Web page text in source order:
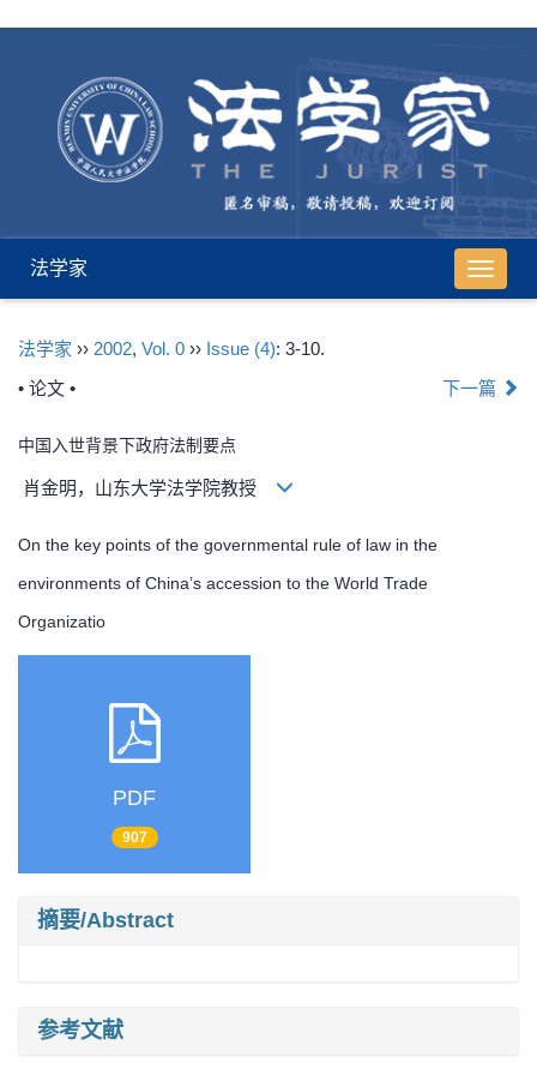
导
航
法学家
法学家 ›› 2002, Vol. 0 ›› Issue (4): 3-10.
• 论文 •
下一篇
中国入世背景下政府法制要点
肖金明，山东大学法学院教授
On the key points of the governmental rule of law in the
environments of China’s accession to the World Trade
Organizatio
PDF
907
摘要/Abstract
参考文献